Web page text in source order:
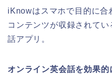
iKnowはスマホで目的に合
コンテンツが収録されて
話アプリ。
オンライン英会話を効果